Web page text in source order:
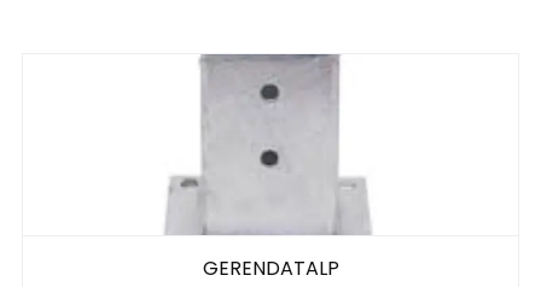
GERENDATALP